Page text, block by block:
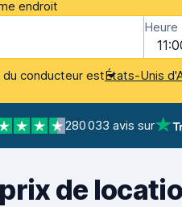
endroit
Heure
conducteur estÉtats-Unis
280 033 avis sur
de